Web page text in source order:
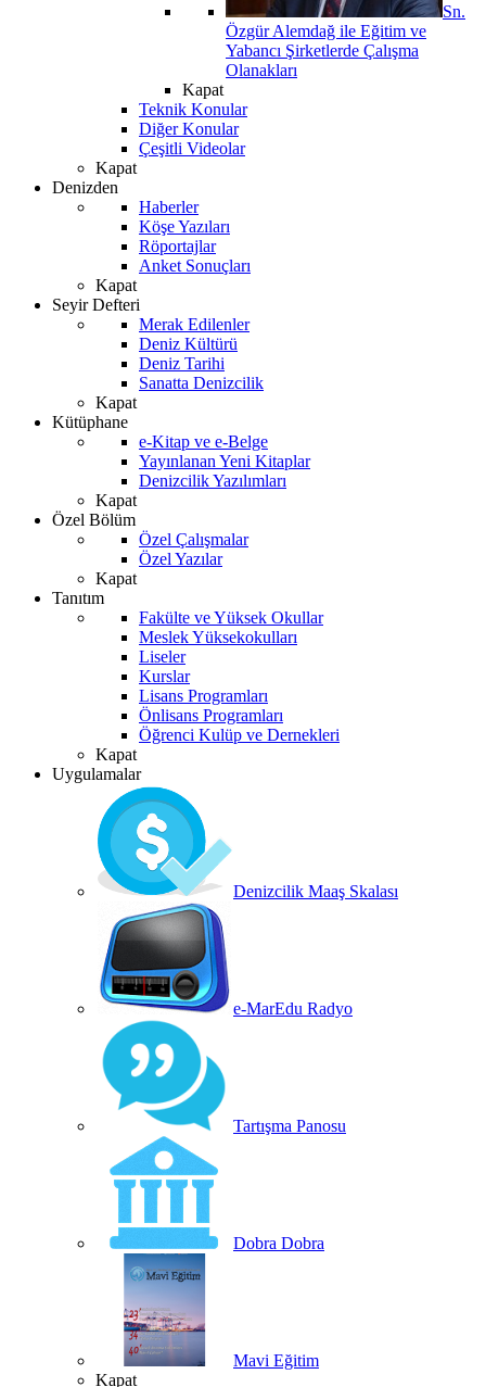
Sn.
Özgür Alemdağ ile Eğitim ve
Yabancı Şirketlerde Çalışma
Olanakları
Kapat
Teknik Konular
Diğer Konular
Çeşitli Videolar
Kapat
Denizden
Haberler
Köşe Yazıları
Röportajlar
Anket Sonuçları
Kapat
Seyir Defteri
Merak Edilenler
Deniz Kültürü
Deniz Tarihi
Sanatta Denizcilik
Kapat
Kütüphane
e-Kitap ve e-Belge
Yayınlanan Yeni Kitaplar
Denizcilik Yazılımları
Kapat
Özel Bölüm
Özel Çalışmalar
Özel Yazılar
Kapat
Tanıtım
Fakülte ve Yüksek Okullar
Meslek Yüksekokulları
Liseler
Kurslar
Lisans Programları
Önlisans Programları
Öğrenci Kulüp ve Dernekleri
Kapat
Uygulamalar
Denizcilik Maaş Skalası
e-MarEdu Radyo
Tartışma Panosu
Dobra Dobra
Mavi Eğitim
Kapat